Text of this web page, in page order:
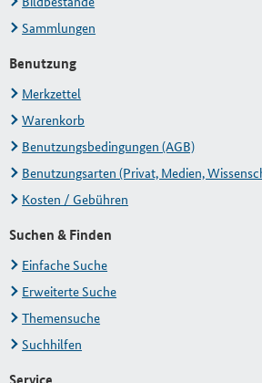
Sammlungen
Benutzung
Merkzettel
Warenkorb
Benutzungsbedingungen (AGB)
Benutzungsarten (Privat, Medien,
Kosten / Gebühren
Suchen & Finden
Einfache Suche
Erweiterte Suche
Themensuche
Suchhilfen